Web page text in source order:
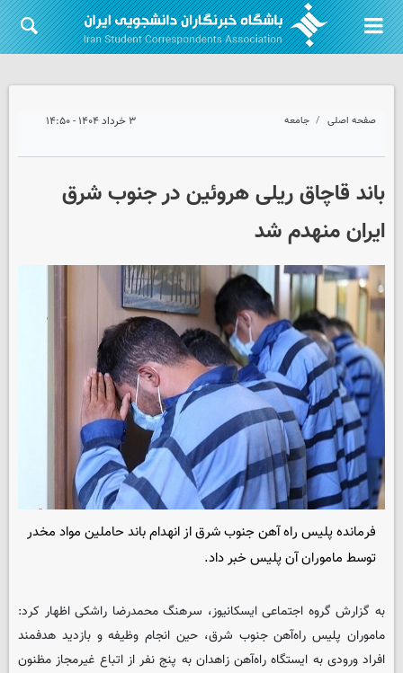
صفحه اصلی جامعه ۳ خرداد ۱۴۰۴ - ۱۴:۵۰
باند قاچاق ریلی هروئین‌ در جنوب شرق
ایران منهدم شد
فرمانده پلیس راه آهن جنوب شرق از انهدام باند حاملین مواد مخدر
توسط ماموران آن پلیس خبر داد.
به گزارش گروه اجتماعیایسکانیوز، سرهنگ محمدرضا راشکی اظهار کرد:
ماموران پلیس راه‌آهن جنوب شرق، حین انجام وظیفه و بازدید هدفمند
افراد ورودی به ایستگاه راه‌آهن زاهدان به پنج نفر از اتباع غیرمجاز مظنون